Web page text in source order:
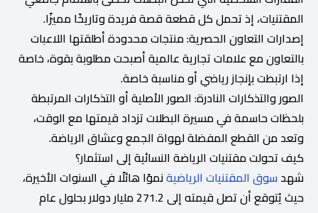
المقتنيات، إذ تحمل كل قطعة قصة فريدة وتاريخًا مميزًا.
إصدارات التعاون الحصرية: منتجات محدودة أطلقتها اللاعبات
بالتعاون مع علامات تجارية عالمية أصبحت مطلوبة بقوة، خاصة
إذا ارتبطت بإنجاز رياضي أو مناسبة خاصة.
الصور والتذكارات النادرة: الصور الأصلية أو التذكارات المرتبطة
بلحظات حاسمة في مسيرة البطلات تزداد قيمتها مع الوقت،
وتعد من القطع المفضلة لهواة الجمع وعشاق الرياضة.
كيف تحولت مقتنيات الرياضة النسائية إلى استثمار؟
شهد سوق المقتنيات الرياضيةنموًا هائلًا في السنوات الأخيرة،
حيث يُتوقع أن تصل قيمته إلى 271.2 مليار دولار بحلول عام